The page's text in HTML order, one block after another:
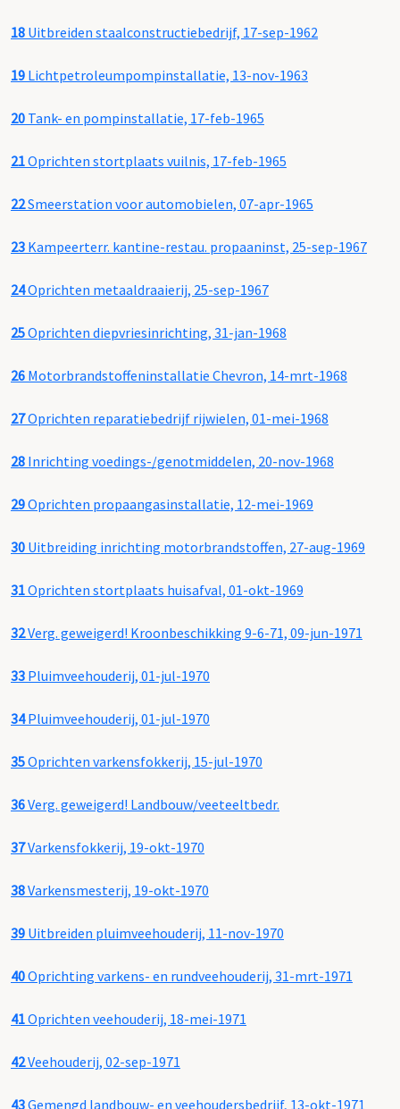
18 Uitbreiden staalconstructiebedrijf, 17-sep-1962
19 Lichtpetroleumpompinstallatie, 13-nov-1963
20 Tank- en pompinstallatie, 17-feb-1965
21Oprichten stortplaats vuilnis, 17-feb-1965
22Smeerstation voor automobielen, 07-apr-1965
23 Kampeerterr. kantine-restau. propaaninst, 25-sep-1967
24Oprichten metaaldraaierij, 25-sep-1967
25Oprichten diepvriesinrichting, 31-jan-1968
26 Motorbrandstoffeninstallatie Chevron, 14-mrt-1968
27Oprichten reparatiebedrijf rijwielen, 01-mei-1968
28 Inrichting voedings-/genotmiddelen, 20-nov-1968
29Oprichten propaangasinstallatie, 12-mei-1969
30 Uitbreiding inrichting motorbrandstoffen, 27-aug-1969
31Oprichten stortplaats huisafval, 01-okt-1969
32Verg. geweigerd! Kroonbeschikking 9-6-71, 09-jun-1971
33 Pluimveehouderij, 01-jul-1970
34Pluimveehouderij, 01-jul-1970
35Oprichten varkensfokkerij, 15-jul-1970
36Verg. geweigerd! Landbouw/veeteeltbedr.
37Varkensfokkerij, 19-okt-1970
38Varkensmesterij, 19-okt-1970
39 Uitbreiden pluimveehouderij, 11-nov-1970
40Oprichting varkens- en rundveehouderij, 31-mrt-1971
41Oprichten veehouderij, 18-mei-1971
42Veehouderij, 02-sep-1971
43Gemengd landbouw- en veehoudersbedrijf, 13-okt-1971